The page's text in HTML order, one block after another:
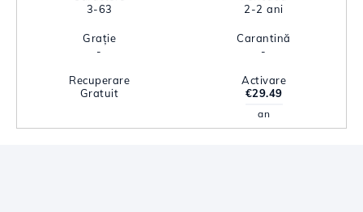
3-63
2-2 ani
Grație
-
Carantină
-
Recuperare
Gratuit
Activare
€29.49
an